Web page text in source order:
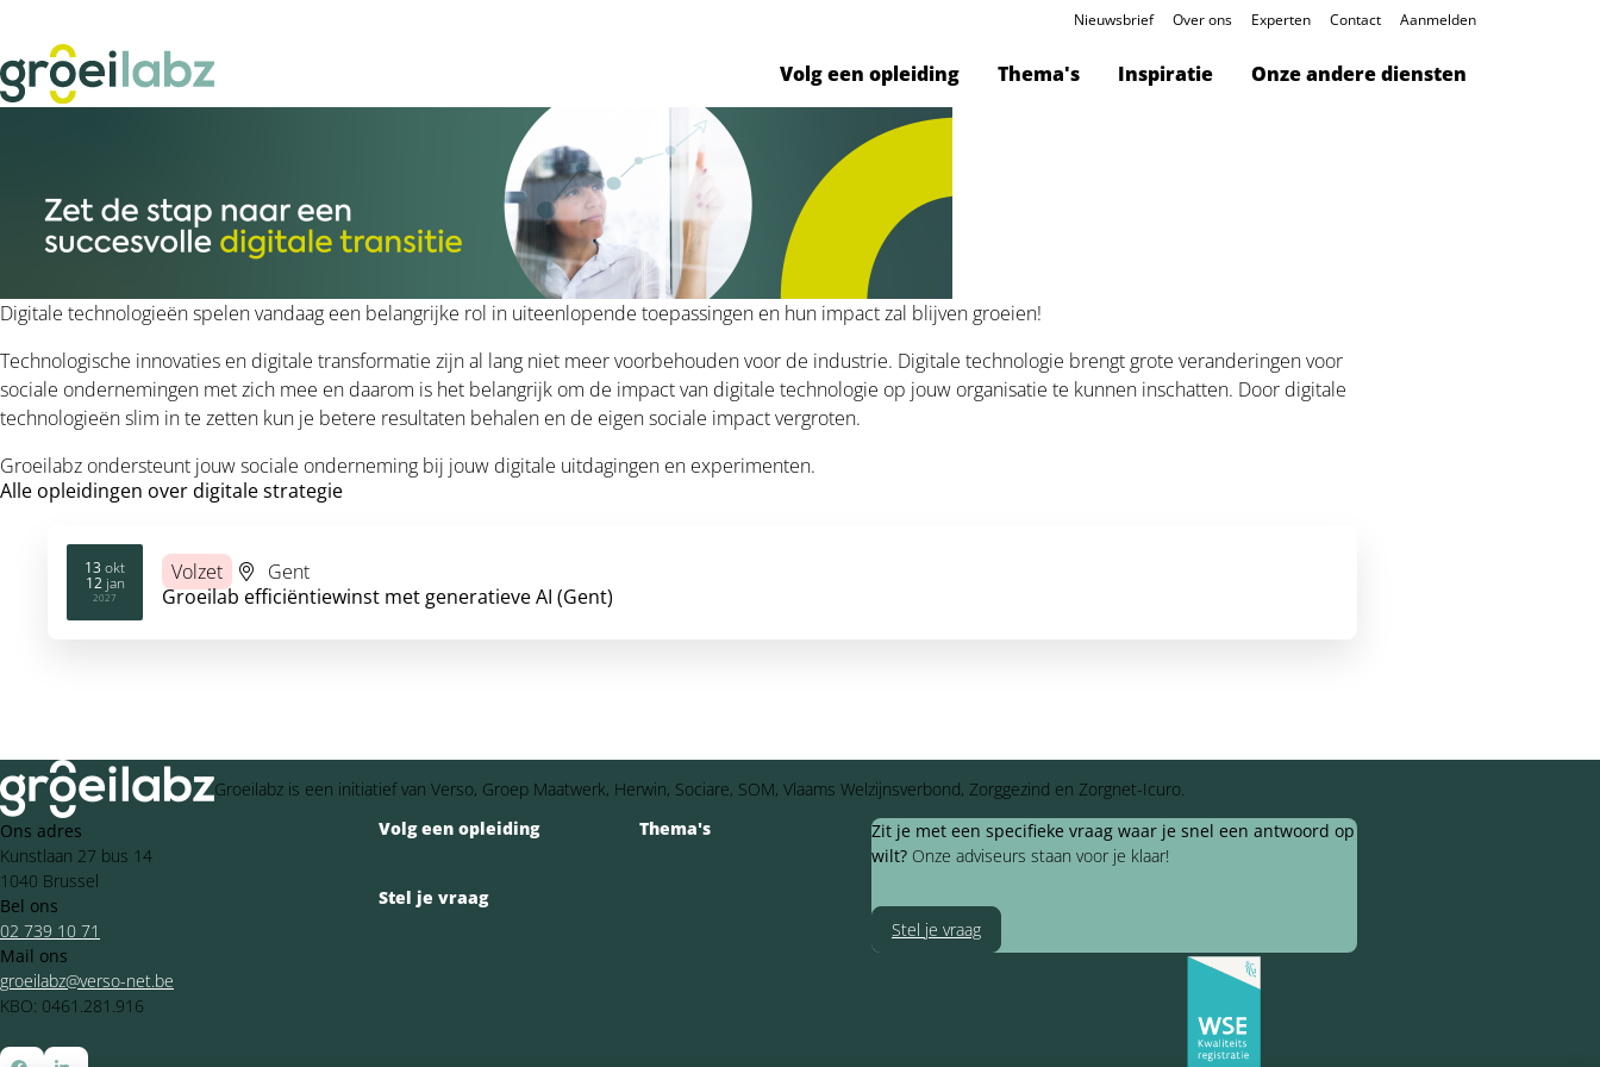
Volg een opleiding Thema's Inspiratie Onze andere diensten
Nieuwsbrief Over ons Experten Contact Aanmelden
Digitale technologieën spelen vandaag een belangrijke rol in uiteenlopende toepassingen en hun impact zal blijven groeien!
Technologische innovaties en digitale transformatie zijn al lang niet meer voorbehouden voor de industrie. Digitale technologie brengt grote veranderingen voor
sociale ondernemingen met zich mee en daarom is het belangrijk om de impact van digitale technologie op jouw organisatie te kunnen inschatten. Door digitale
technologieën slim in te zetten kun je betere resultaten behalen en de eigen sociale impact vergroten.
Groeilabz ondersteunt jouw sociale onderneming bij jouw digitale uitdagingen en experimenten.
Alle opleidingen over digitale strategie
13okt
2026
12jan
2027
Volzet
Gent
Groeilab efficiëntiewinst met generatieve AI (Gent)
Groeilabz is een initiatief van Verso, Groep Maatwerk, Herwin, Sociare, SOM, Vlaams Welzijnsverbond, Zorggezind en Zorgnet-Icuro.
Ons adres
Kunstlaan 27 bus 14
1040 Brussel
Bel ons
02 739 10 71
Mail ons
groeilabz@verso-net.be
KBO: 0461.281.916
Volg een opleiding Thema's
Stel je vraag
Zit je met een specifieke vraag waar je snel een antwoord op
wilt? Onze adviseurs staan voor je klaar!
Stel je vraag